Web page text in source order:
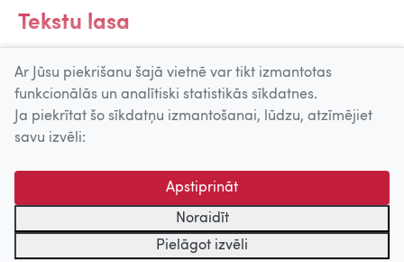
Tekstu lasa
Uz augšu
© 2026 Nacionālais Kino centrs, Kultūras informācijas sistēmu
centrs. Sadarbības partneris: Latvijas Valsts
kinofotofonodokumentu arhīvs.
Ar Jūsu piekrišanu šajā vietnē var tikt izmantotas
funkcionālās un analītiski statistikās sīkdatnes.
Ja piekrītat šo sīkdatņu izmantošanai, lūdzu, atzīmējiet
savu izvēli:
Apstiprināt
Noraidīt
Pielāgot izvēli